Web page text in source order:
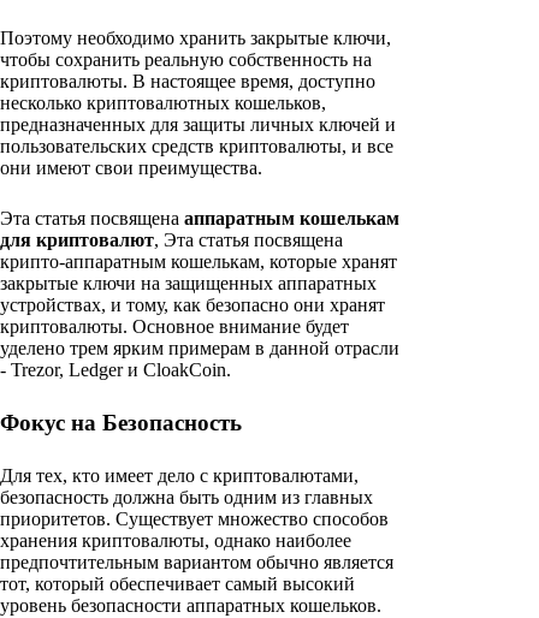
Поэтому необходимо хранить закрытые ключи,
чтобы сохранить реальную собственность на
криптовалюты. В настоящее время, доступно
несколько криптовалютных кошельков,
предназначенных для защиты личных ключей и
пользовательских средств криптовалюты, и все
они имеют свои преимущества.
Эта статья посвящена аппаратным кошелькам
для криптовалют, Эта статья посвящена
крипто-аппаратным кошелькам, которые хранят
закрытые ключи на защищенных аппаратных
устройствах, и тому, как безопасно они хранят
криптовалюты. Основное внимание будет
уделено трем ярким примерам в данной отрасли
- Trezor, Ledger и CloakCoin.
Фокус на Безопасность
Для тех, кто имеет дело с криптовалютами,
безопасность должна быть одним из главных
приоритетов. Существует множество способов
хранения криптовалюты, однако наиболее
предпочтительным вариантом обычно является
тот, который обеспечивает самый высокий
уровень безопасности аппаратных кошельков.